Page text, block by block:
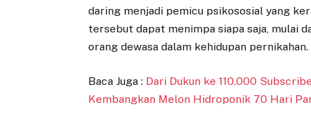
daring menjadi pemicu psikososial yang
tersebut dapat menimpa siapa saja, mulai
orang dewasa dalam kehidupan pernikahan.
Baca Juga : Dari Dukun ke 110.000
Kembangkan Melon Hidroponik 70 Hari